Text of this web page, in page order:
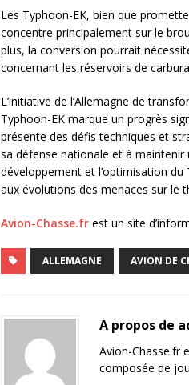
Les Typhoon-EK, bien que
concentre principalement sur le
plus, la conversion pourrait
concernant les réservoirs de
L’initiative de l’Allemagne de
Typhoon-EK marque un progrès
présente des défis techniques et
sa défense nationale et à
développement et l’optimisation
aux évolutions des menaces sur le
Avion-Chasse.fr est un site
ALLEMAGNE AVION DE
A propos de
Avion-Chasse.fr
composée de